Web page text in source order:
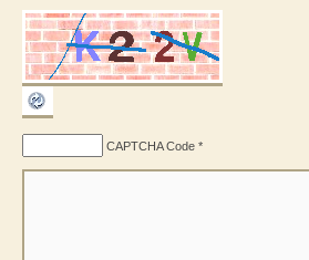
CAPTCHA Code *